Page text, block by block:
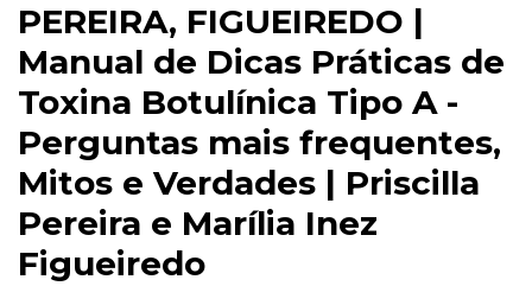
PEREIRA, FIGUEIREDO |
Manual de Dicas Práticas de
Toxina Botulínica Tipo A -
Perguntas mais frequentes,
Mitos e Verdades | Priscilla
Pereira e Marília Inez
Figueiredo